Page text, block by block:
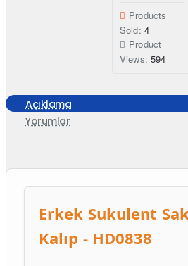
Products
Sold: 4
Product
Views: 594
Açıklama
Yorumlar
Erkek Sukulent
Kalıp - HD0838